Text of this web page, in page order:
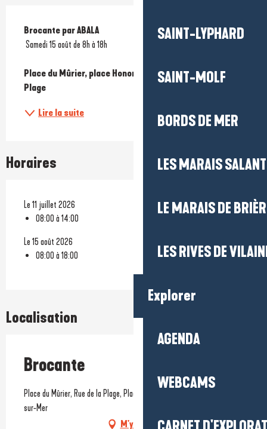
SAINT-LYPHARD
SAINT-MOLF
BORDS DE MER
LES MARAIS
LE MARAIS DE
LES RIVES DE
Explorer
AGENDA
WEBCAMS
Description
Brocante par ABALA
Samedi 15 août de 8h à 18h
Place du Mûrier, place Honoré de Balzac et rue de la
Plage
Lire la suite
Horaires
Le 11 juillet 2026
08:00 à 14:00
Le 15 août 2026
08:00 à 18:00
Localisation
Brocante
Place du Mûrier, Rue de la Plage, Place Honoré de Balzac, 44740 Batz-
sur-Mer
M'y rendre